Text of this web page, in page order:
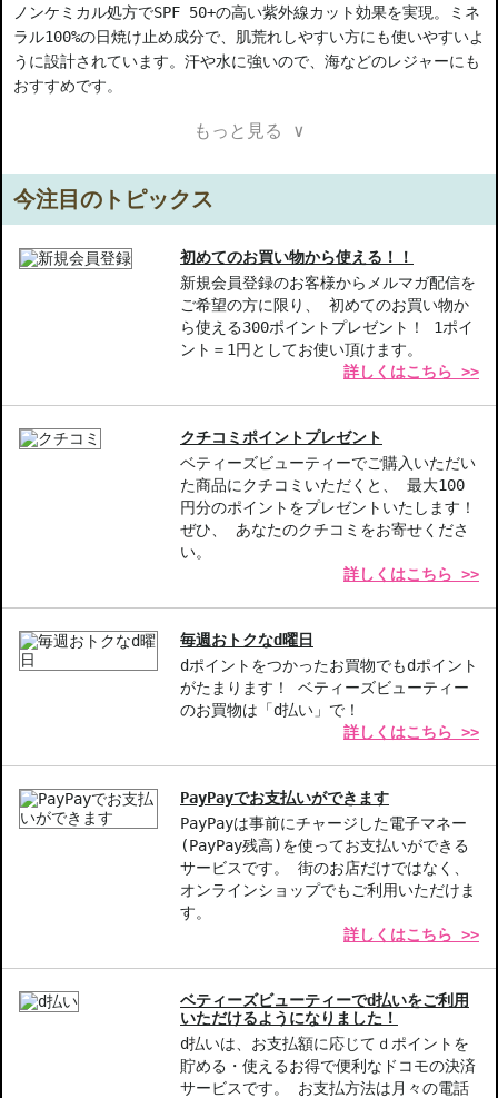
ノンケミカル処方でSPF 50+の高い紫外線カット効果を実現。ミネ
ラル100%の日焼け止め成分で、肌荒れしやすい方にも使いやすいよ
うに設計されています。汗や水に強いので、海などのレジャーにも
おすすめです。
いただいた場合は、コンビニ後払いに変更をさせて頂きます。コン
ビニ後払いには、決済代行会社による審査がございます。予めご了
◇こちらの商品は、ヤマト運輸、佐川急便もしくは日本郵便で発送
をさせて頂きます。配送便のご指定はできません。
◇お届け日・お時間帯指定は承っておりません。
◇配送伝票の依頼主名、納品書に弊社以外の物流センター社名が記
載されることがあります。
◇上記注意書き記載がある商品の合計金額が16666円以上の場合、
別途手数料が発生する場合があります。予めご了承ください。
◇1件のご注文でも倉庫が異なる場合や配送用箱の関係で荷物を分割
して配送する場合がございます。予めご了承ください。また、明細
書は分割してそれぞれの荷物に同梱されますが手数料等の変更はご
ざいませんのでご安心ください。
◇この商品はラッピングができません。
ウォータープルーフ-汗や水に強いので、レジャーやアウトドアに
も最適です。
軽い付け心地-肌への負担が少なく、毎日の使用にも適している。
敏感肌で日焼け止め選びに悩んでいる方。
レジャーやアウトドア活動が多い方。
JAN/UPC：3282770149494
もっと見る ∨
今注目のトピックス
初めてのお買い物から使える！！
新規会員登録のお客様からメルマガ配信を
ご希望の方に限り、 初めてのお買い物か
ら使える300ポイントプレゼント！ 1ポイ
ント＝1円としてお使い頂けます。
詳しくはこちら >>
クチコミポイントプレゼント
ベティーズビューティーでご購入いただい
た商品にクチコミいただくと、 最大100
円分のポイントをプレゼントいたします！
ぜひ、 あなたのクチコミをお寄せくださ
い。
詳しくはこちら >>
毎週おトクなd曜日
dポイントをつかったお買物でもdポイント
がたまります！ ベティーズビューティー
のお買物は「d払い」で！
詳しくはこちら >>
PayPayでお支払いができます
PayPayは事前にチャージした電子マネー
(PayPay残高)を使ってお支払いができる
サービスです。 街のお店だけではなく、
オンラインショップでもご利用いただけま
す。
詳しくはこちら >>
ベティーズビューティーでd払いをご利用
いただけるようになりました！
d払いは、お支払額に応じてｄポイントを
貯める・使えるお得で便利なドコモの決済
サービスです。 お支払方法は月々の電話